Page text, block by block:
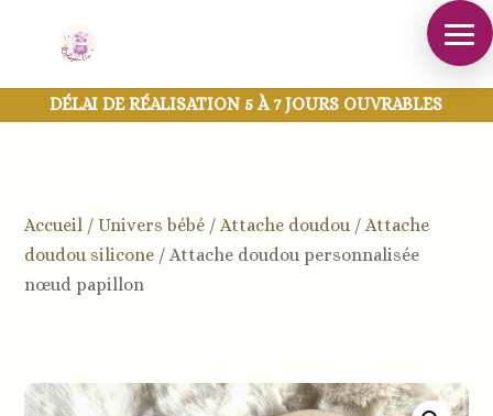
DÉLAI DE RÉALISATION 5 À 7 JOURS OUVRABLES
Accueil /Univers bébé /Attache doudou /Attache
doudou silicone /Attache doudou personnalisée
nœud papillon